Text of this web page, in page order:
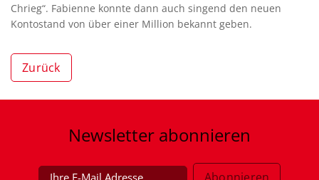
Chrieg“. Fabienne konnte dann auch singend den neuen
Kontostand von über einer Million bekannt geben.
Zurück
Newsletter abonnieren